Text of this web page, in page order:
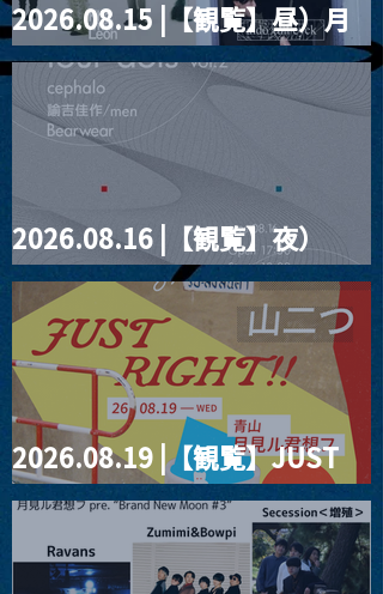
2026.08.15 |【観覧】昼）月
見ルpre.『POLYHEDRON』
2026.08.16 |【観覧】夜）
four dots vol.2
2026.08.19 |【観覧】JUST
RIGHT!! vol.27